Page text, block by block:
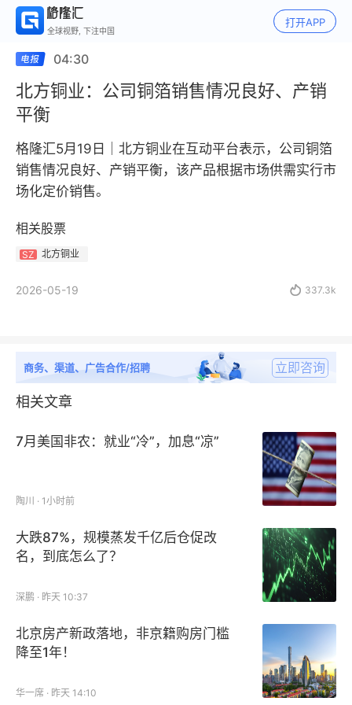
全球视野, 下注中国
打开APP
04:30
北方铜业：公司铜箔销售情况良好、产销
平衡
格隆汇5月19日｜北方铜业在互动平台表示，公司铜箔
销售情况良好、产销平衡，该产品根据市场供需实行市
场化定价销售。
相关股票
SZ 北方铜业
2026-05-19  337.3k
商务、渠道、广告合作/招聘 立即咨询
相关文章
7月美国非农：就业“冷”，加息“凉”
陶川 · 1小时前
大跌87%，规模蒸发千亿后仓促改
名，到底怎么了？
深鹏 · 昨天 10:37
北京房产新政落地，非京籍购房门槛
降至1年！
华一席 · 昨天 14:10